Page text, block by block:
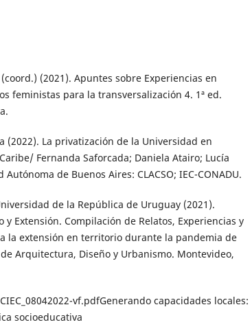
(2021). Apuntes sobre Experiencias en
feministas para la transversalización 4. 1ª ed.
(2022). La privatización de la Universidad en
Fernanda Saforcada; Daniela Atairo; Lucía
Autónoma de Buenos Aires: CLACSO; IEC-CONADU.
de la República de Uruguay (2021).
y Extensión. Compilación de Relatos, Experiencias y
la extensión en territorio durante la pandemia de
de Arquitectura, Diseño y Urbanismo. Montevideo,
vf.pdfGenerando capacidades locales:
socioeducativa